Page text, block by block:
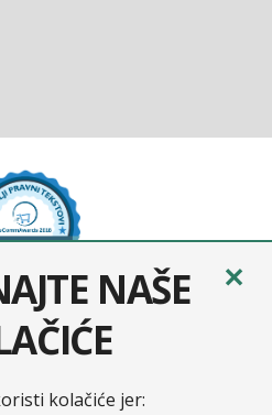
✕
NAŠE
kolačiće jer: